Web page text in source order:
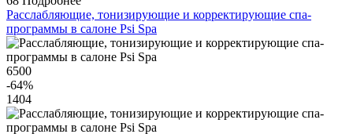
Расслабляющие, тонизирующие и корректирующие спа-
программы в салоне Psi Spa
6500
-64%
1404